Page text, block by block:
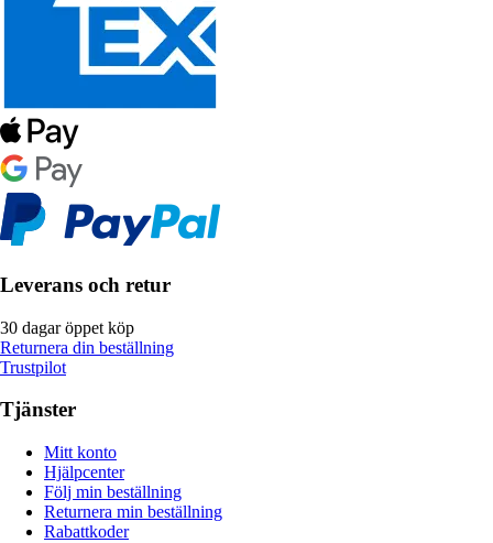
Leverans och retur
30 dagar öppet köp
Returnera din beställning
Trustpilot
Tjänster
Mitt konto
Hjälpcenter
Följ min beställning
Returnera min beställning
Rabattkoder